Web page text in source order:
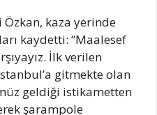
kaza yerinde
kaydetti: “Maalesef
İlk verilen
gitmekte olan
geldiği istikametten
şarampole